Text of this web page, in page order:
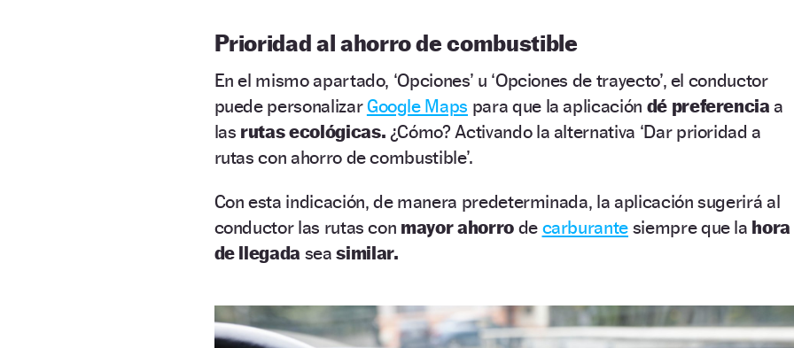
Prioridad al ahorro de combustible
En el mismo apartado, ‘Opciones’ u ‘Opciones de trayecto’, el conductor
puede personalizarGoogle Maps para que la aplicación dé preferenciaa
las rutas ecológicas. ¿Cómo? Activando la alternativa ‘Dar prioridad a
rutas con ahorro de combustible’.
Con esta indicación, de manera predeterminada, la aplicación sugerirá al
conductor las rutas con mayor ahorro de carburante siempre que la hora
de llegada seasimilar.